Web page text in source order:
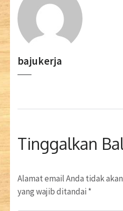
bajukerja
Tinggalkan
Alamat email Anda tidak
yang wajib ditandai *